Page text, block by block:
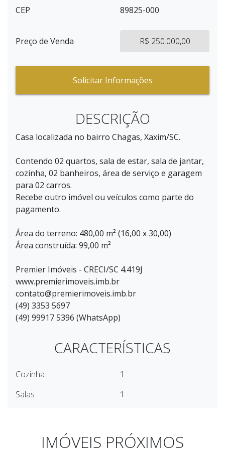
CEP
89825-000
Preço de Venda R$ 250.000,00
Solicitar Informações
DESCRIÇÃO
Casa localizada no bairro Chagas, Xaxim/SC.
Contendo 02 quartos, sala de estar, sala de jantar,
cozinha, 02 banheiros, área de serviço e garagem
para 02 carros.
Recebe outro imóvel ou veículos como parte do
pagamento.
Área do terreno: 480,00 m² (16,00 x 30,00)
Área construída: 99,00 m²
Premier Imóveis - CRECI/SC 4.419J
www.premierimoveis.imb.br
contato@premierimoveis.imb.br
(49) 3353 5697
(49) 99917 5396 (WhatsApp)
CARACTERÍSTICAS
Cozinha
1
Salas
1
IMÓVEIS PRÓXIMOS